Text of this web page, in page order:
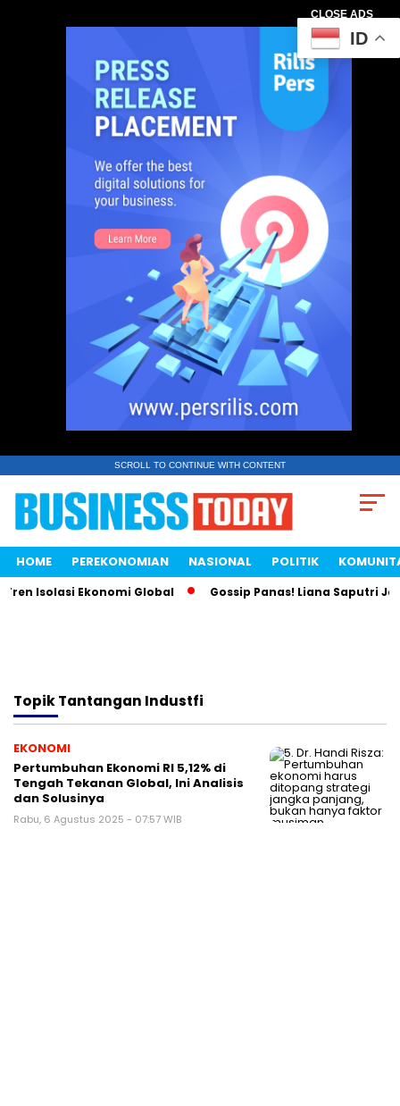
CLOSE ADS
SCROLL TO CONTINUE WITH CONTENT
HOME PEREKONOMIAN NASIONAL POLITIK
Isolasi Ekonomi Global Gossip Panas! Liana Saputri
TopikTantangan Industfi
EKONOMI
Pertumbuhan Ekonomi RI 5,12% di
Tengah Tekanan Global, Ini Analisis
dan Solusinya
Rabu, 6 Agustus 2025 - 07:57 WIB
ID